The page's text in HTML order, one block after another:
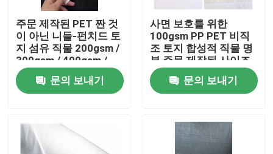
비디오
토지 합성적 직물
토목 합성 수지 보강재 그리드
주문 제작된 PET 짠 것
이 아닌 니들-펀치드 토
지 섬유 직물 200gsm /
300gsm / 400gsm /
문의 보내기
사면 보호를 위한
100gsm PP PET 비직
조 토지 합성적 직물 명
부 주문 제작된 사이즈
문의 보내기